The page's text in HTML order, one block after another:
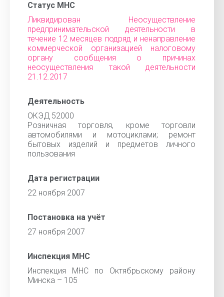
Статус МНС
Ликвидирован Неосуществление
предпринимательской деятельности в
течение 12 месяцев подряд и ненаправление
коммерческой организацией налоговому
органу сообщения о причинах
неосуществления такой деятельности
21.12.2017
Деятельность
ОКЭД 52000
Розничная торговля, кроме торговли
автомобилями и мотоциклами; ремонт
бытовых изделий и предметов личного
пользования
Дата регистрации
22 ноября 2007
Постановка на учёт
27 ноября 2007
Инспекция МНС
Инспекция МНС по Октябрьскому району
Минска – 105